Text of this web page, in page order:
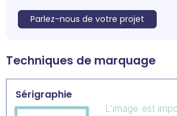
Parlez-nous de votre projet
Techniques de marquage
Sérigraphie
L'image est